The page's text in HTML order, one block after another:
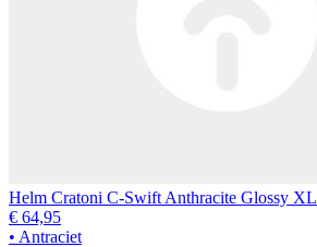
Helm Cratoni C-Swift Anthracite Glossy XL
€ 64,95
• Antraciet